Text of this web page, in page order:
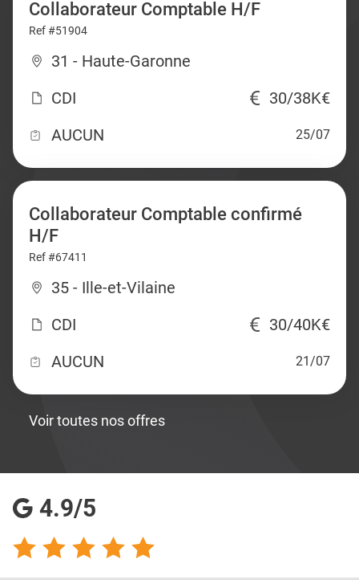
Collaborateur Comptable H/F
Ref #51904
31 - Haute-Garonne
CDI
30/38K€
AUCUN
25/07
Collaborateur Comptable confirmé
H/F
Ref #67411
35 - Ille-et-Vilaine
CDI
30/40K€
AUCUN
21/07
Voir toutes nos offres
4.9/5